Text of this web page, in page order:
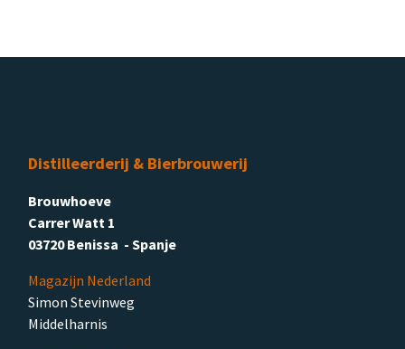
Distilleerderij & Bierbrouwerij
Brouwhoeve
Carrer Watt 1
03720 Benissa - Spanje
Magazijn Nederland
Simon Stevinweg
Middelharnis